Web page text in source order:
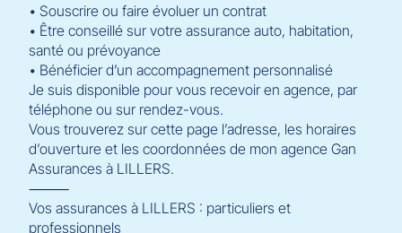
• Souscrire ou faire évoluer un contrat
• Être conseillé sur votre assurance auto, habitation,
santé ou prévoyance
• Bénéficier d’un accompagnement personnalisé
Je suis disponible pour vous recevoir en agence, par
téléphone ou sur rendez-vous.
Vous trouverez sur cette page l’adresse, les horaires
d’ouverture et les coordonnées de mon agence Gan
Assurances à LILLERS.
⸻
Vos assurances à LILLERS : particuliers et
professionnels